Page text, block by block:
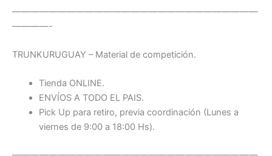
———————————————————————————
————-
TRUNKURUGUAY – Material de competición.
Tienda ONLINE.
ENVÍOS A TODO EL PAIS.
Pick Up para retiro, previa coordinación (Lunes a
viernes de 9:00 a 18:00 Hs).